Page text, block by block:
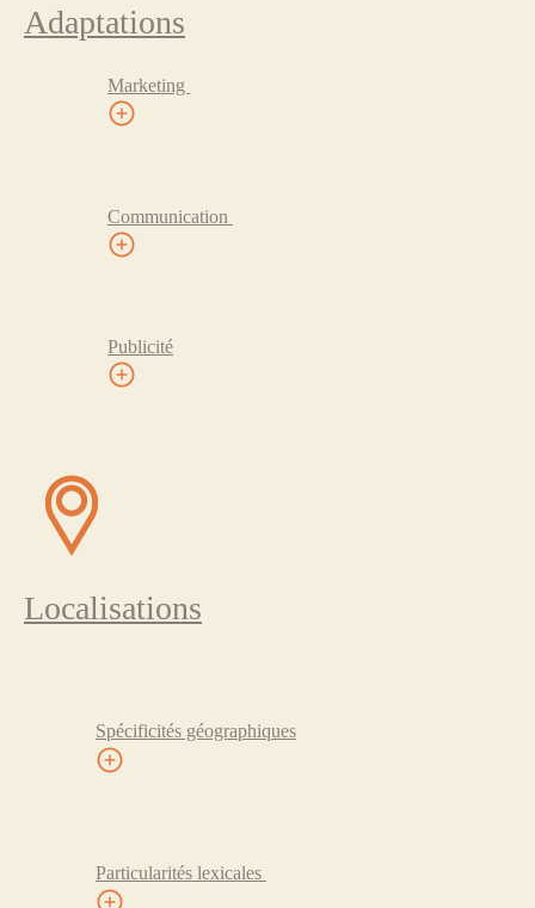
Adaptations
Marketing
Communication
Publicité
Localisations
Spécificités géographiques
Particularités lexicales